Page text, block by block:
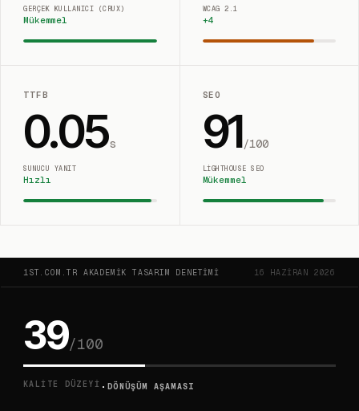
GERÇEK KULLANICI (CRUX)
Mükemmel
WCAG 2.1
+4
TTFB
0.05s
SUNUCU YANIT
Hızlı
SEO
91/100
LIGHTHOUSE SEO
Mükemmel
1ST.COM.TR AKADEMIK TASARIM DENETIMI 16 HAZIRAN 2026
39/100
KALITE DÜZEYI ·DÖNÜŞÜM AŞAMASI